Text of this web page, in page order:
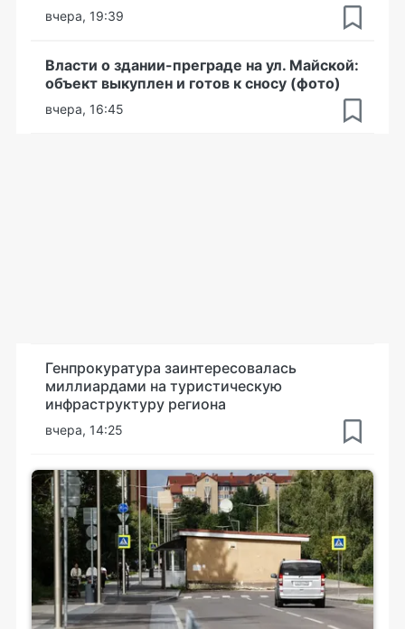
вчера, 19:39
Власти о здании-преграде на ул. Майской:
объект выкуплен и готов к сносу (фото)
вчера, 16:45
Генпрокуратура заинтересовалась
миллиардами на туристическую
инфраструктуру региона
вчера, 14:25